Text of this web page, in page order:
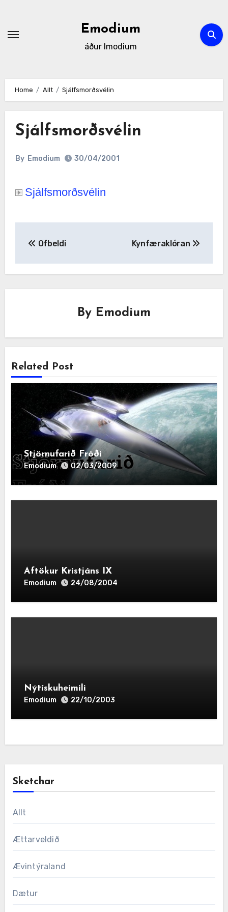
content
Emodium
áður Imodium
Home Allt Sjálfsmorðsvélin
Sjálfsmorðsvélin
By Emodium 30/04/2001
Sjálfsmorðsvélin
Ofbeldi Kynfæraklóran
By Emodium
Related Post
Stjörnufarið Fróði
Emodium 02/03/2009
Aftökur Kristjáns IX
Emodium 24/08/2004
Nýtískuheimili
Emodium 22/10/2003
Sketchar
Allt
Ættarveldið
Ævintýraland
Dætur